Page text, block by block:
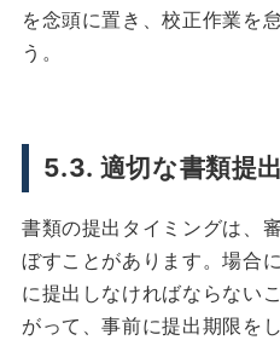
を念頭に置き、校正作業を
う。
5.3. 適切な書類提
書類の提出タイミングは、
ぼすことがあります。場合
に提出しなければならない
がって、事前に提出期限を